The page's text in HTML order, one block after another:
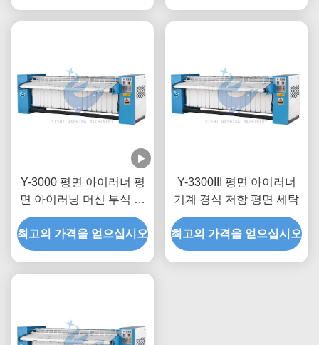
Y-3000 평면 아이러너 평
면 아이러닝 머신 부식 저
항
최고의 가격을 얻으십시오
Y-3300III 평면 아이러너
기계 경식 저항 평면 세탁
최고의 가격을 얻으십시오